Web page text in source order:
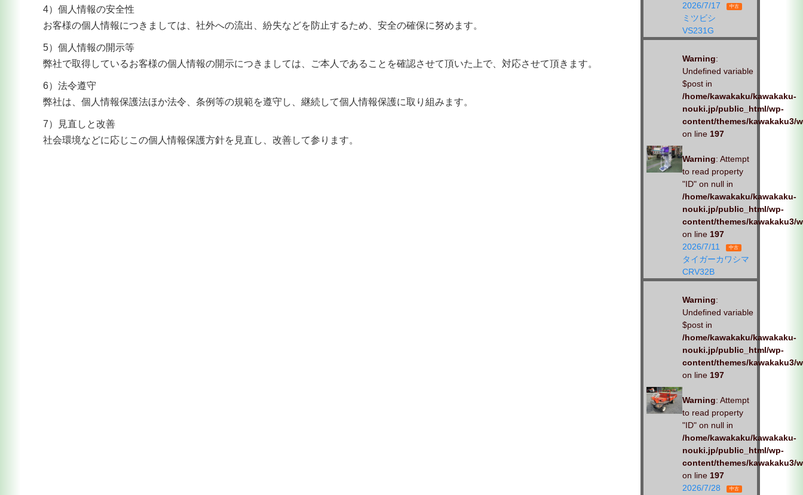
4）個人情報の安全性
お客様の個人情報につきましては、社外への流出、紛失などを防止するため、安全の確保に努めます。
5）個人情報の開示等
弊社で取得しているお客様の個人情報の開示につきましては、ご本人であることを確認させて頂いた上で、対応させて頂きます。
6）法令遵守
弊社は、個人情報保護法ほか法令、条例等の規範を遵守し、継続して個人情報保護に取り組みます。
7）見直しと改善
社会環境などに応じこの個人情報保護方針を見直し、改善して参ります。
2026/7/17
中古
ミツビシ
VS231G
Warning:
Undefined variable
$post in
/home/kawakaku/kawakaku-
nouki.jp/public_html/wp-
content/themes/kawakaku3/
on line 197
Warning: Attempt
to read property
"ID" on null in
/home/kawakaku/kawakaku-
nouki.jp/public_html/wp-
content/themes/kawakaku3/
on line 197
2026/7/11
中古
タイガーカワシマ
CRV32B
Warning:
Undefined variable
$post in
/home/kawakaku/kawakaku-
nouki.jp/public_html/wp-
content/themes/kawakaku3/
on line 197
Warning: Attempt
to read property
"ID" on null in
/home/kawakaku/kawakaku-
nouki.jp/public_html/wp-
content/themes/kawakaku3/
on line 197
2026/7/28
中古